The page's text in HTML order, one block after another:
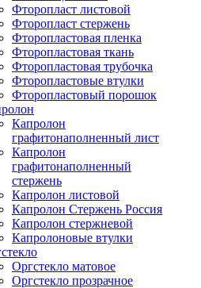
Фторопласт листовой
Фторопласт стержень
Фторопластовая пленка
Фторопластовая ткань
Фторопластовая трубочка
Фторопластовые втулки
Фторопластовый порошок
Капролон
графитонаполненный лист
Капролон
графитонаполненный
стержень
Капролон листовой
Капролон Стержень Россия
Капролон стержневой
Капролоновые втулки
Оргстекло матовое
Оргстекло прозрачное